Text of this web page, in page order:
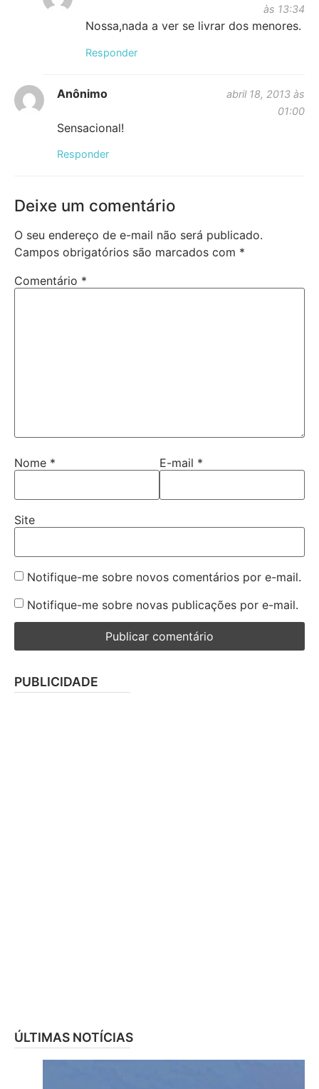
às 13:34
Nossa,nada a ver se livrar dos menores.
Responder
Anônimo
abril 18, 2013 às
01:00
Sensacional!
Responder
Deixe um comentário
O seu endereço de e-mail não será publicado.
Campos obrigatórios são marcados com *
Comentário *
Nome * E-mail *
Site
Notifique-me sobre novos comentários por e-mail.
Notifique-me sobre novas publicações por e-mail.
PUBLICIDADE
ÚLTIMAS NOTÍCIAS